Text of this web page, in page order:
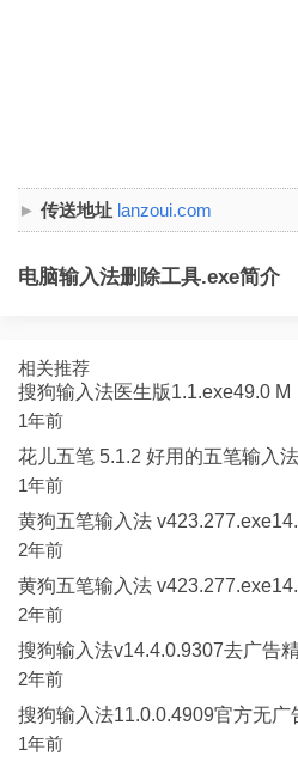
传送地址 lanzoui.com
电脑输入法删除工具.exe简介
相关推荐
搜狗输入法医生版1.1.exe49.0 M
1年前
花儿五笔 5.1.2 好用的五笔输入
1年前
黄狗五笔输入法
2年前
黄狗五笔输入法
2年前
搜狗输入法v14.4.0.9307去广告
2年前
搜狗输入法11.0.0.4909官方无广
1年前